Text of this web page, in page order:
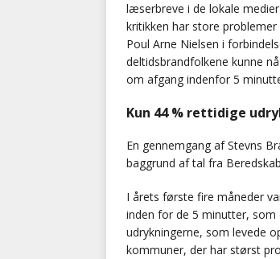
læserbreve i de lokale
kritikken har store
Poul Arne Nielsen i
deltidsbrandfolkene kunne
om afgang indenfor 5
Kun 44 % rettidige
En gennemgang af Stevns
baggrund af tal fra
I årets første fire måneder
inden for de 5 minutter, som
udrykningerne, som levede
kommuner, der har størst